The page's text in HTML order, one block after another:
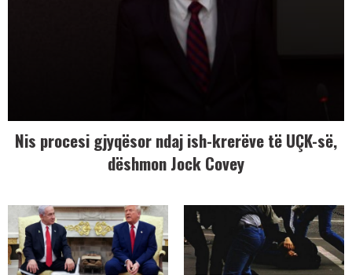
Nis procesi gjyqësor ndaj ish-krerëve të UÇK-së,
dëshmon Jock Covey